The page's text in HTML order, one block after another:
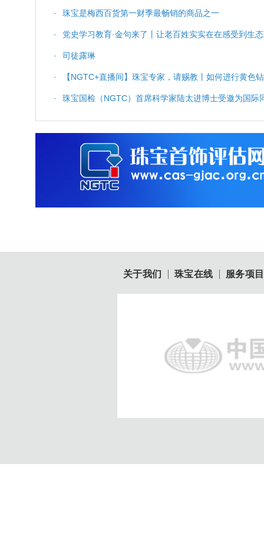
· 珠宝是梅西百货第一财季最畅销的商品之一
· 党史学习教育·金句来了丨让老百姓实实在在感受到生
· 司徒露琳
· 【NGTC+直播间】珠宝专家，请赐教丨如何进行黄色
· 珠宝国检（NGTC）首席科学家陆太进博士受邀为国
测》主题演讲
关于我们 珠宝在线 服务项目